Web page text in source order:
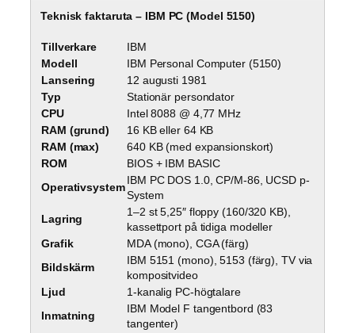
Teknisk faktaruta – IBM PC (Model 5150)
Tillverkare
IBM
Modell
IBM Personal Computer (5150)
Lansering
12 augusti 1981
Typ
Stationär persondator
CPU
Intel 8088 @ 4,77 MHz
RAM (grund)
16 KB eller 64 KB
RAM (max)
640 KB (med expansionskort)
ROM
BIOS + IBM BASIC
Operativsystem
IBM PC DOS 1.0, CP/M-86, UCSD p-
System
Lagring
1–2 st 5,25″ floppy (160/320 KB),
kassettport på tidiga modeller
Grafik
MDA (mono), CGA (färg)
Bildskärm
IBM 5151 (mono), 5153 (färg), TV via
kompositvideo
Ljud
1-kanalig PC-högtalare
Inmatning
IBM Model F tangentbord (83
tangenter)